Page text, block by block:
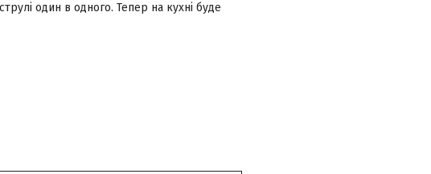
один в одного. Тепер на кухні буде